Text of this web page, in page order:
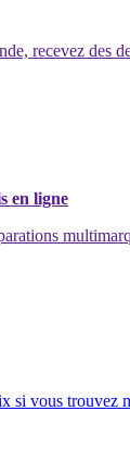
recevez des
en ligne
si vous trouvez